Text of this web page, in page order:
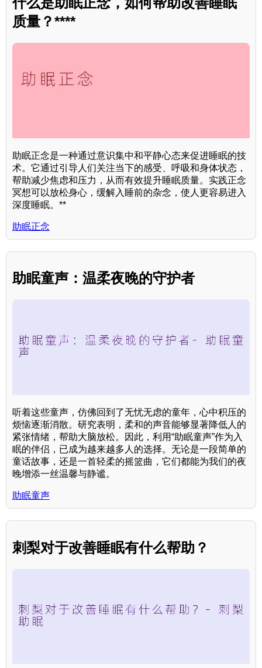
质量？****
助眠正念是一种通过意识集中和平静心态来促进睡眠的技
术。它通过引导人们关注当下的感受、呼吸和身体状态，
帮助减少焦虑和压力，从而有效提升睡眠质量。实践正念
冥想可以放松身心，缓解入睡前的杂念，使人更容易进入
深度睡眠。**
助眠正念
助眠童声：温柔夜晚的守护者
听着这些童声，仿佛回到了无忧无虑的童年，心中积压的
烦恼逐渐消散。研究表明，柔和的声音能够显著降低人的
紧张情绪，帮助大脑放松。因此，利用“助眠童声”作为入
眠的伴侣，已成为越来越多人的选择。无论是一段简单的
童话故事，还是一首轻柔的摇篮曲，它们都能为我们的夜
晚增添一丝温馨与静谧。
助眠童声
刺梨对于改善睡眠有什么帮助？